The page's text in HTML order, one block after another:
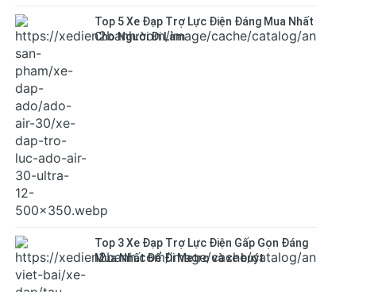
Top 5 Xe Đạp Trợ Lực Điện Đáng Mua Nhất
Cho Người Đi Làm
Top 3 Xe Đạp Trợ Lực Điện Gấp Gọn Đáng
Mua Nhất Để Đi Metro và xe buýt